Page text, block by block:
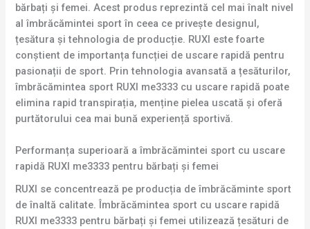
bărbați și femei. Acest produs reprezintă cel mai înalt nivel
al îmbrăcămintei sport în ceea ce privește designul,
țesătura și tehnologia de producție. RUXI este foarte
conștient de importanța funcției de uscare rapidă pentru
pasionații de sport. Prin tehnologia avansată a țesăturilor,
îmbrăcămintea sport RUXI me3333 cu uscare rapidă poate
elimina rapid transpirația, menține pielea uscată și oferă
purtătorului cea mai bună experiență sportivă.
Performanța superioară a îmbrăcămintei sport cu uscare
rapidă RUXI me3333 pentru bărbați și femei
RUXI se concentrează pe producția de îmbrăcăminte sport
de înaltă calitate. Îmbrăcămintea sport cu uscare rapidă
RUXI me3333 pentru bărbați și femei utilizează țesături de